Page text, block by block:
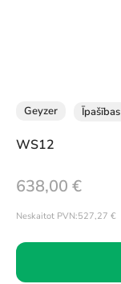
Geyzer Īpašības
WS12
638,00 €
Neskaitot PVN:527,27 €